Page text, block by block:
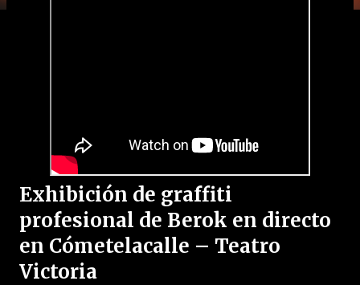
Exhibición de graffiti
profesional de Berok en directo
en Cómetelacalle – Teatro
Victoria